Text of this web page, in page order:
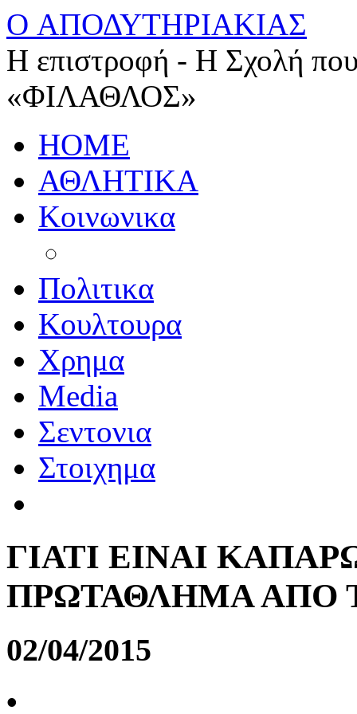
O ΑΠΟΔΥΤΗΡΙΑΚΙΑΣ
Η επιστροφή - Η Σχολή
«ΦΙΛΑΘΛΟΣ»
HOME
ΑΘΛΗΤΙΚΑ
Κοινωνικα
Πολιτικα
Κουλτουρα
Χρημα
Media
Σεντονια
Στοιχημα
ΓΙΑΤΙ ΕΙΝΑΙ
ΠΡΩΤΑΘΛΗΜΑ ΑΠΟ
02/04/2015
•